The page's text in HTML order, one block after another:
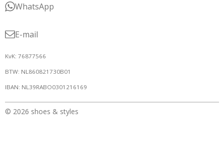
WhatsApp
E-mail
KvK: 76877566
BTW: NL860821730B01
IBAN: NL39RABO0301216169
© 2026 shoes & styles